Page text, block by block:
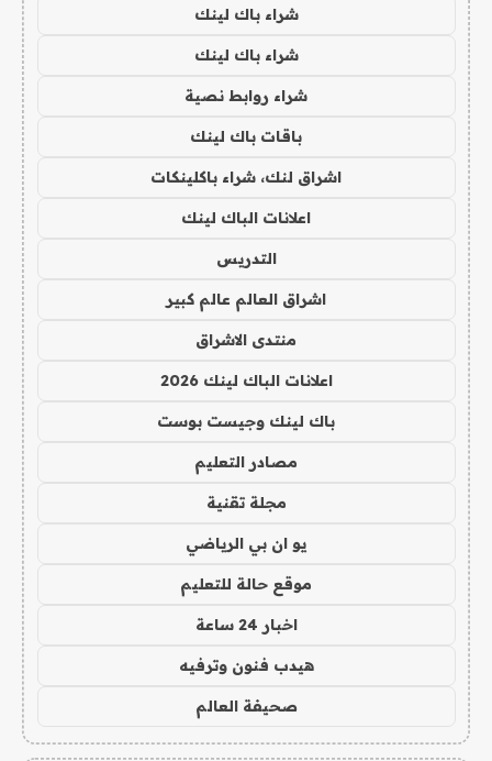
شراء باك لينك
شراء باك لينك
شراء روابط نصية
باقات باك لينك
اشراق لنك، شراء باكلينكات
اعلانات الباك لينك
التدريس
اشراق العالم عالم كبير
منتدى الاشراق
اعلانات الباك لينك 2026
باك لينك وجيست بوست
مصادر التعليم
مجلة تقنية
يو ان بي الرياضي
موقع حالة للتعليم
اخبار 24 ساعة
هيدب فنون وترفيه
صحيفة العالم